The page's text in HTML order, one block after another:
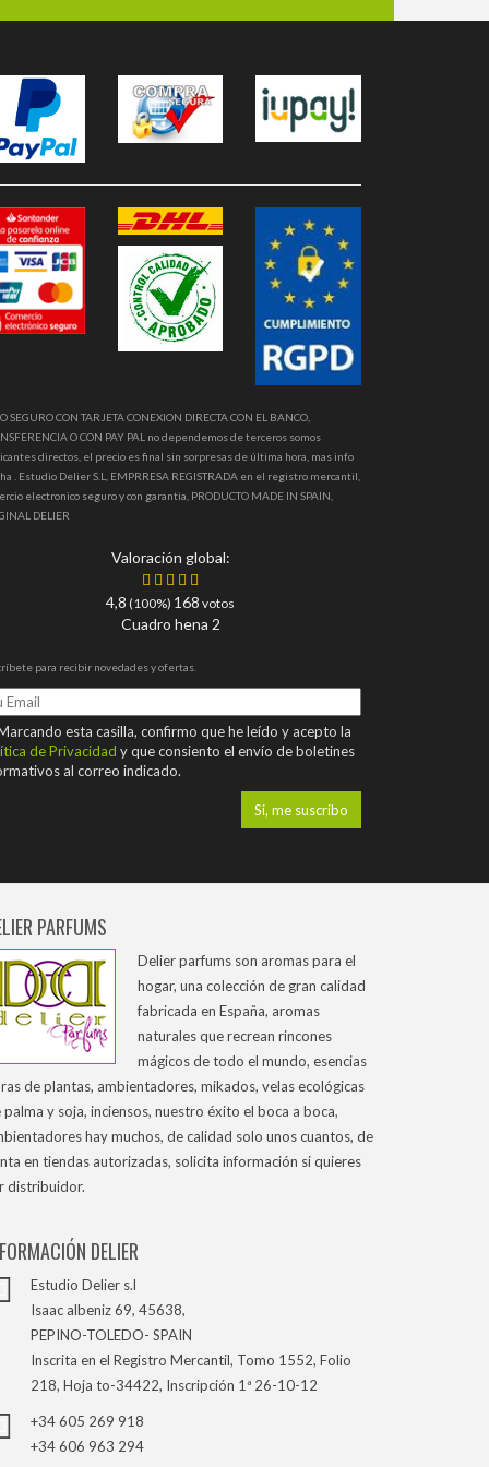
SEGURO CON TARJETA CONEXION DIRECTA CON EL BANCO,
O CON PAY PAL no dependemos de terceros somos
directos, el precio es final sin sorpresas de última hora, mas info
. Estudio Delier S.L, EMPRRESA REGISTRADA en el registro mercantil,
electronico seguro y con garantia, PRODUCTO MADE IN SPAIN,
DELIER
Valoración global:
4,8 (100%) 168 votos
Cuadro hena 2
para recibir novedades y ofertas.
esta casilla, confirmo que he leído y acepto la
de Privacidad y que consiento el envío de boletines
al correo indicado.
PARFUMS
Delier parfums son aromas para el
hogar, una colección de gran calidad
fabricada en España, aromas
naturales que recrean rincones
mágicos de todo el mundo, esencias
de plantas, ambientadores, mikados, velas ecológicas
palma y soja, inciensos, nuestro éxito el boca a boca,
hay muchos, de calidad solo unos cuantos, de
en tiendas autorizadas, solicita información si quieres
distribuidor.
DELIER
Estudio Delier s.l
Isaac albeniz 69, 45638,
PEPINO-TOLEDO- SPAIN
Inscrita en el Registro Mercantil, Tomo 1552, Folio
218, Hoja to-34422, Inscripción 1ª 26-10-12
+34 605 269 918
+34 606 963 294